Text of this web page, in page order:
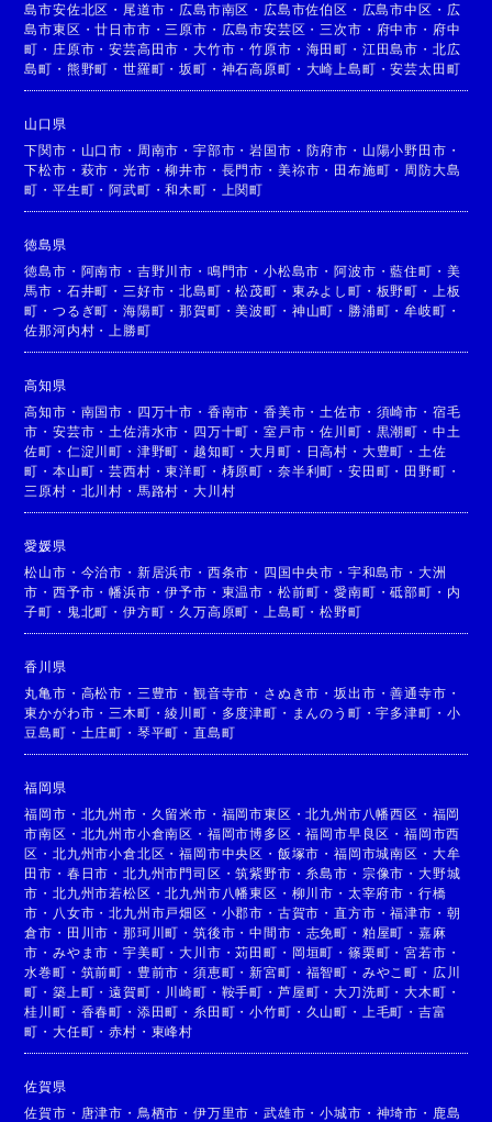
島市安佐北区 ・ 尾道市 ・ 広島市南区 ・ 広島市佐伯区 ・ 広島市中区 ・ 広
島市東区 ・廿日市市 ・ 三原市 ・ 広島市安芸区 ・ 三次市 ・ 府中市 ・ 府中
町 ・ 庄原市 ・安芸高田市 ・大竹市 ・竹原市 ・ 海田町 ・ 江田島市 ・ 北広
島町 ・ 熊野町 ・世羅町 ・坂町 ・ 神石高原町 ・ 大崎上島町 ・安芸太田町
山口県
下関市 ・ 山口市 ・ 周南市 ・宇部市 ・岩国市 ・ 防府市 ・ 山陽小野田市 ・
下松市 ・ 萩市 ・光市 ・柳井市 ・ 長門市 ・ 美祢市 ・ 田布施町 ・ 周防大島
町 ・平生町 ・阿武町 ・和木町 ・ 上関町
徳島県
徳島市 ・ 阿南市 ・ 吉野川市 ・ 鳴門市 ・小松島市 ・阿波市 ・藍住町 ・ 美
馬市 ・ 石井町 ・ 三好市 ・北島町 ・松茂町 ・ 東みよし町 ・ 板野町 ・
上板
町 ・つるぎ町 ・海陽町 ・那賀町 ・美波町 ・ 神山町 ・ 勝浦町 ・牟岐町 ・
佐那河内村 ・ 上勝町
高知県
高知市 ・ 南国市 ・ 四万十市 ・ 香南市 ・香美市 ・ 土佐市 ・ 須崎市 ・ 宿毛
市 ・安芸市 ・ 土佐清水市 ・ 四万十町 ・室戸市 ・佐川町 ・ 黒潮町 ・ 中土
佐町 ・ 仁淀川町 ・ 津野町 ・ 越知町 ・大月町 ・ 日高村 ・ 大豊町 ・ 土佐
町 ・本山町 ・芸西村 ・東洋町 ・ 梼原町 ・ 奈半利町 ・ 安田町 ・ 田野町 ・
三原村 ・ 北川村 ・ 馬路村 ・大川村
愛媛県
松山市 ・ 今治市 ・ 新居浜市 ・ 西条市 ・ 四国中央市 ・ 宇和島市 ・ 大洲
市 ・西予市 ・幡浜市 ・伊予市 ・ 東温市 ・ 松前町 ・愛南町 ・砥部町 ・ 内
子町 ・ 鬼北町 ・伊方町 ・ 久万高原町 ・ 上島町 ・松野町
香川県
丸亀市 ・ 高松市 ・ 三豊市 ・観音寺市 ・ さぬき市 ・坂出市 ・善通寺市 ・
東かがわ市 ・ 三木町 ・綾川町 ・ 多度津町 ・ まんのう町 ・宇多津町 ・ 小
豆島町 ・ 土庄町 ・ 琴平町 ・直島町
福岡県
福岡市 ・ 北九州市 ・ 久留米市 ・ 福岡市東区 ・北九州市八幡西区 ・ 福岡
市南区 ・ 北九州市小倉南区 ・ 福岡市博多区 ・福岡市早良区 ・福岡市西
区 ・北九州市小倉北区 ・福岡市中央区 ・ 飯塚市 ・福岡市城南区 ・ 大牟
田市 ・ 春日市 ・北九州市門司区 ・筑紫野市 ・ 糸島市 ・ 宗像市 ・ 大野城
市 ・北九州市若松区 ・北九州市八幡東区 ・ 柳川市 ・ 太宰府市 ・ 行橋
市 ・ 八女市 ・北九州市戸畑区 ・ 小郡市 ・ 古賀市 ・直方市 ・福津市 ・ 朝
倉市 ・ 田川市 ・那珂川町 ・筑後市 ・中間市 ・ 志免町 ・ 粕屋町 ・ 嘉麻
市 ・みやま市 ・宇美町 ・大川市 ・苅田町 ・ 岡垣町 ・ 篠栗町 ・宮若市 ・
水巻町 ・ 筑前町 ・ 豊前市 ・須恵町 ・新宮町 ・ 福智町 ・ みやこ町 ・ 広川
町 ・築上町 ・遠賀町 ・ 川崎町 ・ 鞍手町 ・ 芦屋町 ・大刀洗町 ・大木町 ・
桂川町 ・ 香春町 ・ 添田町 ・ 糸田町 ・小竹町 ・ 久山町 ・ 上毛町 ・ 吉富
町 ・大任町 ・赤村 ・ 東峰村
佐賀県
佐賀市 ・ 唐津市 ・ 鳥栖市 ・伊万里市 ・武雄市 ・小城市 ・ 神埼市 ・ 鹿島